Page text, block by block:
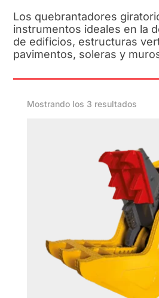
Los quebrantadores
instrumentos ideales en la
de edificios, estructuras
pavimentos, soleras y
Mostrando los 3 resultados